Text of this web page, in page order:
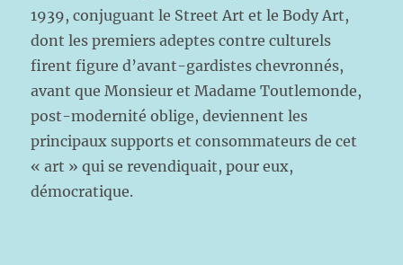
1939, conjuguant le Street Art et le Body Art,
dont les premiers adeptes contre culturels
firent figure d’avant-gardistes chevronnés,
avant que Monsieur et Madame Toutlemonde,
post-modernité oblige, deviennent les
principaux supports et consommateurs de cet
« art » qui se revendiquait, pour eux,
démocratique.